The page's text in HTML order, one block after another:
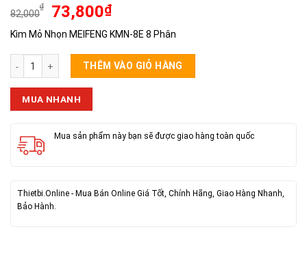
82,000
₫
Giá
gốc
là:
82,000₫.
73,800₫Giá
tại
là:
73,800₫.
Kìm Mỏ Nhọn MEIFENG KMN-8E 8 Phân
Kìm Mỏ Nhọn MEIFENG KMN-8E 8 Phân số lượng
THÊM VÀO GIỎ HÀNG
MUA NHANH
Mua sản phẩm này bạn sẽ được giao hàng toàn quốc
Thietbi.Online - Mua Bán Online Giá Tốt, Chính Hãng, Giao Hàng Nhanh,
Bảo Hành.